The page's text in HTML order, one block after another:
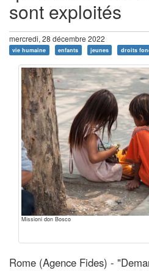
sont exploités
mercredi, 28 décembre 2022
vie humaine enfants jeunes droits
Missioni don Bosco
Rome (Agence Fides) -